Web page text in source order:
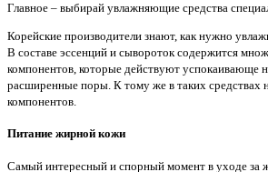
Главное – выбирай увлажняющие средства
Корейские производители знают, как нужно
В составе эссенций и сывороток содержится
компонентов, которые действуют успокаивающе
расширенные поры. К тому же в таких средствах
компонентов.
Питание жирной кожи
Самый интересный и спорный момент в уходе за